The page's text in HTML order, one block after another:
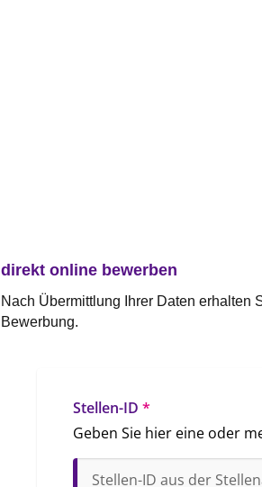
direkt online bewerben
Nach Übermittlung Ihrer Daten erhalten
Bewerbung.